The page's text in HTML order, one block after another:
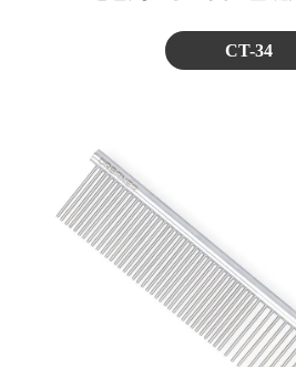
CT-34